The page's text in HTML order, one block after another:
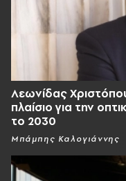
Λεωνίδας
πλαίσιο για την
το 2030
Μπάμπης Καλογιάννης